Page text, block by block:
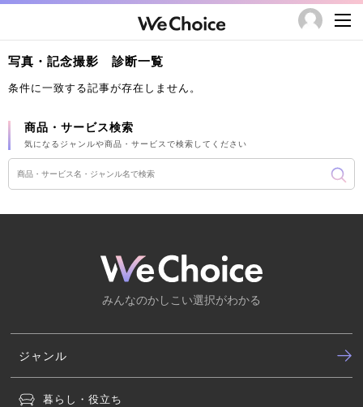
写真・記念撮影 診断一覧
条件に一致する記事が存在しません。
商品・サービス検索
気になるジャンルや商品・サービスで検索してください
みんなのかしこい選択がわかる
ジャンル
暮らし・役立ち